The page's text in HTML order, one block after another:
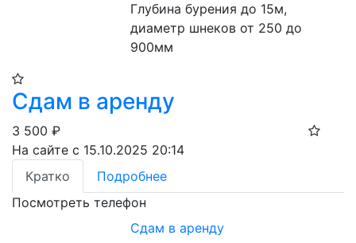
Глубина бурения до 15м,
диаметр шнеков от 250 до
900мм
Сдам в аренду
3 500 ₽
На сайте с 15.10.2025 20:14
Кратко
Подробнее
Посмотреть телефон
Сдам в аренду